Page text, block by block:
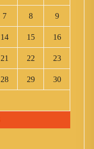
7 8 9
14 15 16
21 22 23
28 29 30